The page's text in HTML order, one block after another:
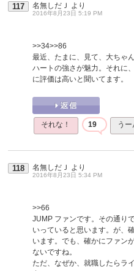
117 名無しだＪ より
2016年8月23日 5:19 PM
>>34>>86
最近、たまに、見て、大ちゃ
ハートの強さが魅力。それに
に評価は高いと聞いてます。
それな！ 19 う
118 名無しだＪ より
2016年8月23日 5:34 PM
>>66
JUMP ファンです。その通り
いっていると思います。が、
います。でも、確かにファン
ないですね。
ただ、なぜか、就職したらラ